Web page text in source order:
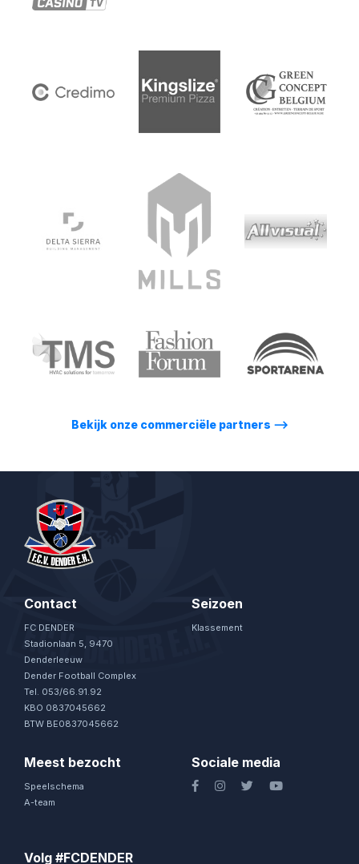
Bekijk onze commerciële partners ⟶
Contact
FC DENDER
Stadionlaan 5, 9470
Denderleeuw
Dender Football Complex
Tel. 053/66.91.92
KBO 0837045662
BTW BE0837045662
Seizoen
Klassement
Meest bezocht
Speelschema
A-team
Sociale media
Volg #FCDENDER